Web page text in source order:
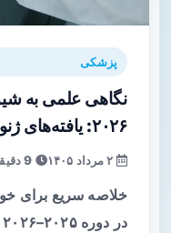
پزشکی
۲۰۲۶: یافته‌های ژنومیک و اپیدمیولوژیک
خلاصه سریع برای